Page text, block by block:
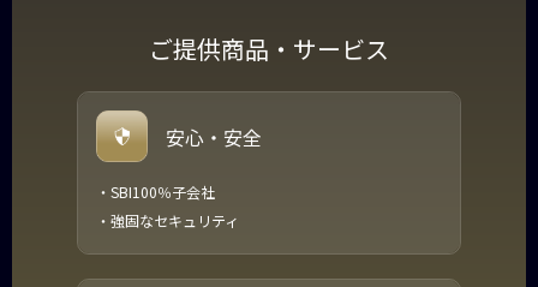
ご提供商品・サービス
安心・安全
・SBI100％子会社
・強固なセキュリティ